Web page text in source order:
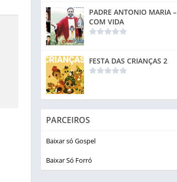
PADRE ANTONIO MARIA –
COM VIDA
FESTA DAS CRIANÇAS 2
PARCEIROS
Baixar só Gospel
Baixar Só Forró